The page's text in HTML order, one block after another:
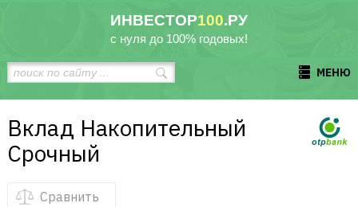
ИНВЕСТОР100.РУ
с нуля до 100% годовых!
МЕНЮ
Вклад Накопительный
Срочный
Сравнить